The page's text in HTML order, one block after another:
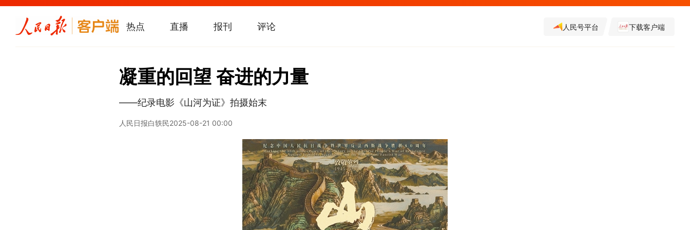
热点 直播 报刊 评论 人民号平台 下载客户端
凝重的回望 奋进的力量
——纪录电影《山河为证》拍摄始末
人民日报白轶民2025-08-21 00:00